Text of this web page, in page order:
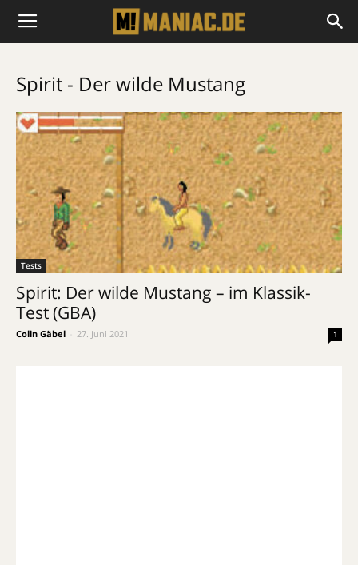
Spirit - Der wilde Mustang
Tests
Spirit: Der wilde Mustang – im Klassik-
Test (GBA)
Colin Gäbel 27. Juni 2021 1